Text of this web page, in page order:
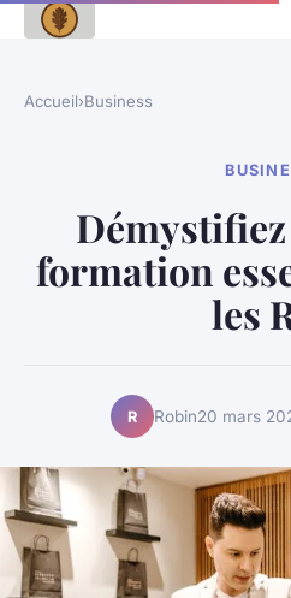
Accueil›Business
formation
les
R Robin20 mars